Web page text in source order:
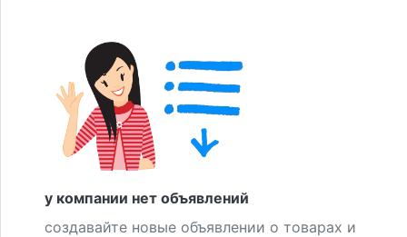
у компании нет объявлений
создавайте новые объявлении о товарах и